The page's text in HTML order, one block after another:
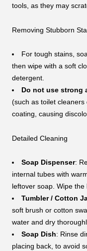
tools, as they may
Removing Stubborn
For tough stains,
then wipe with a soft
detergent.
Do not use strong
(such as toilet
coating, causing
Detailed Cleaning
Soap Dispenser:
internal tubes with
leftover soap. Wipe the
Tumbler / Cotton
soft brush or cotton
water and dry
Soap Dish: Rinse
placing back, to avoid